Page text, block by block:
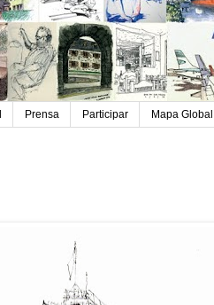
Prensa Participar Mapa